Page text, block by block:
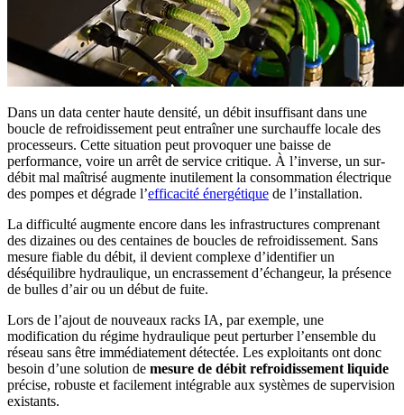
Dans un data center haute densité, un débit insuffisant dans une
boucle de refroidissement peut entraîner une surchauffe locale des
processeurs. Cette situation peut provoquer une baisse de
performance, voire un arrêt de service critique. À l’inverse, un sur-
débit mal maîtrisé augmente inutilement la consommation électrique
des pompes et dégrade l’efficacité énergétique de l’installation.
La difficulté augmente encore dans les infrastructures comprenant
des dizaines ou des centaines de boucles de refroidissement. Sans
mesure fiable du débit, il devient complexe d’identifier un
déséquilibre hydraulique, un encrassement d’échangeur, la présence
de bulles d’air ou un début de fuite.
Lors de l’ajout de nouveaux racks IA, par exemple, une
modification du régime hydraulique peut perturber l’ensemble du
réseau sans être immédiatement détectée. Les exploitants ont donc
besoin d’une solution de mesure de débit refroidissement liquide
précise, robuste et facilement intégrable aux systèmes de supervision
existants.